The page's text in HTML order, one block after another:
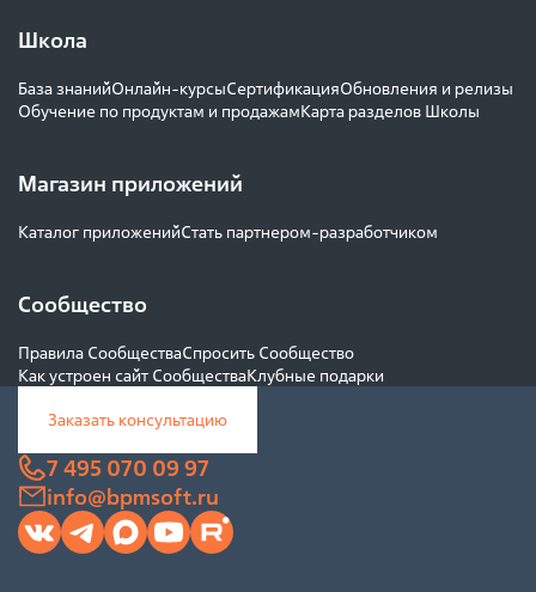
Школа
База знанийОнлайн-курсыСертификацияОбновления и релизы
Обучение по продуктам и продажамКарта разделов Школы
Магазин приложений
Каталог приложенийСтать партнером-разработчиком
Сообщество
Правила СообществаСпросить Сообщество
Как устроен сайт СообществаКлубные подарки
Заказать консультацию
7 495 070 09 97
info@bpmsoft.ru